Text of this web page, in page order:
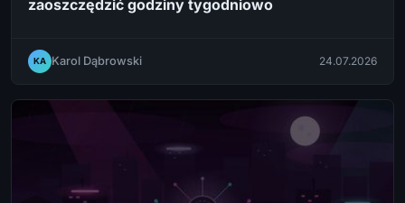
zaoszczędzić godziny tygodniowo
KA Karol Dąbrowski 24.07.2026